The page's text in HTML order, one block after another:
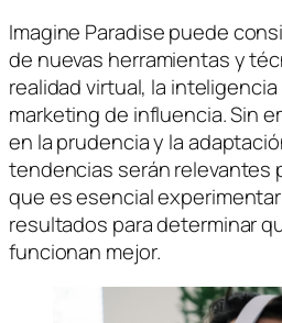
Imagine Paradise puede
de nuevas herramientas y
realidad virtual, la
marketing de influencia. Sin
en la prudencia y la
tendencias serán relevantes
que es esencial
resultados para determinar
funcionan mejor.